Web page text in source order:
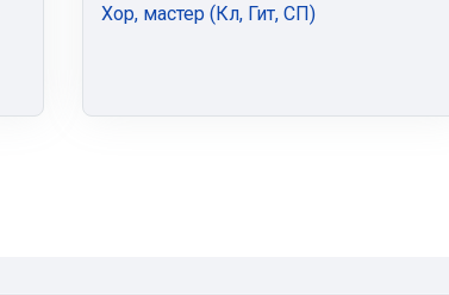
Хор, мастер (Кл, Гит, СП)